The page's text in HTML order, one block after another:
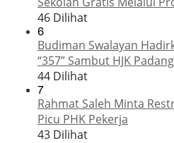
46 Dilihat
6
Budiman Swalayan
“357” Sambut HJK Padang
44 Dilihat
7
Rahmat Saleh Minta
Picu PHK Pekerja
43 Dilihat